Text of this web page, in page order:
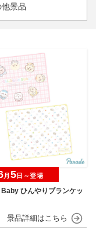
他景品
ひんやりブランケッ
月 5日～登場